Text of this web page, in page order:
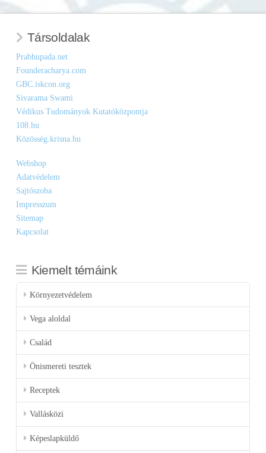
Társoldalak
Prabhupada.net
Founderacharya.com
GBC.iskcon.org
Sivarama Swami
Védikus Tudományok Kutatóközpontja
108.hu
Közösség.krisna.hu
Webshop
Adatvédelem
Sajtószoba
Impresszum
Sitemap
Kapcsolat
Kiemelt témáink
Környezetvédelem
Vega aloldal
Család
Önismereti tesztek
Receptek
Vallásközi
Képeslapküldő